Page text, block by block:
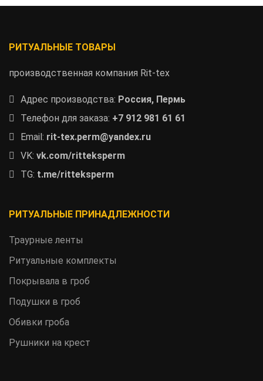
РИТУАЛЬНЫЕ ТОВАРЫ
производственная компания Rit-tex
Адрес производства: Россия, Пермь
Телефон для заказа: +7 912 981 61 61
Email: rit-tex.perm@yandex.ru
VK: vk.com/ritteksperm
TG: t.me/ritteksperm
РИТУАЛЬНЫЕ ПРИНАДЛЕЖНОСТИ
Траурные ленты
Ритуальные комплекты
Покрывала в гроб
Подушки в гроб
Обивки гроба
Рушники на крест